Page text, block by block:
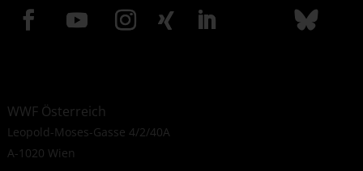
WWF Österreich
Leopold-Moses-Gasse 4/2/40A
A-1020 Wien